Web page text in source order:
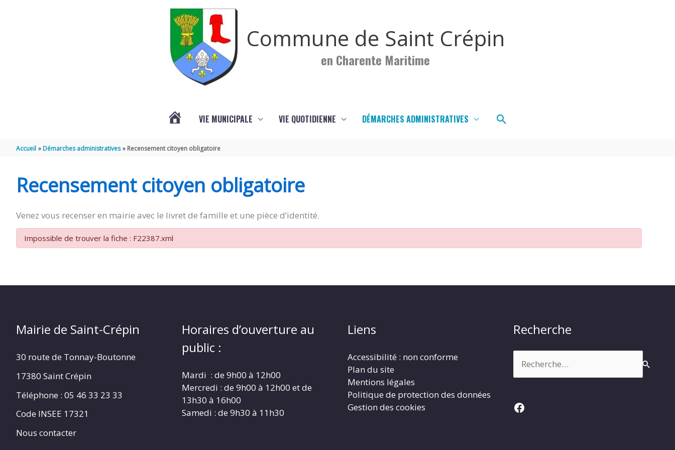
Commune de Saint Crépin
en Charente Maritime
SAINT-
CRÉPIN
VIE MUNICIPALE VIE QUOTIDIENNE DÉMARCHES ADMINISTRATIVES Rechercher
Accueil Démarches administratives Recensement citoyen obligatoire
Recensement citoyen obligatoire
Venez vous recenser en mairie avec le livret de famille et une pièce d’identité.
Impossible de trouver la fiche : F22387.xml
Mairie de Saint-Crépin
30 route de Tonnay-Boutonne
17380 Saint Crépin
Téléphone : 05 46 33 23 33
Code INSEE 17321
Nous contacter
Horaires d’ouverture au
public :
Mardi : de 9h00 à 12h00
Mercredi : de 9h00 à 12h00 et de
13h30 à 16h00
Samedi : de 9h30 à 11h30
Liens
Accessibilité : non conforme
Plan du site
Mentions légales
Politique de protection des données
Gestion des cookies
Recherche
Facebook